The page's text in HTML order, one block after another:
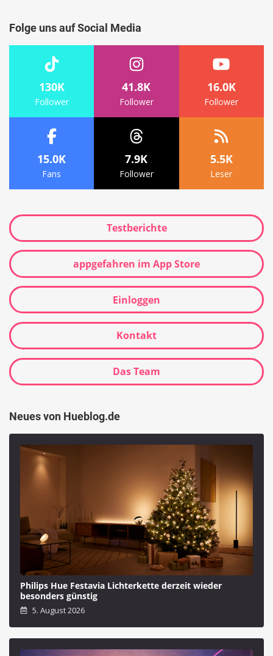
Folge uns auf Social Media
130K
Follower
41.8K
Follower
16.0K
Follower
15.0K
Fans
7.9K
Follower
5.5K
Leser
Testberichte
appgefahren im App Store
Einloggen
Kontakt
Das Team
Neues von Hueblog.de
Philips Hue Festavia Lichterkette derzeit wieder
besonders günstig
5. August 2026